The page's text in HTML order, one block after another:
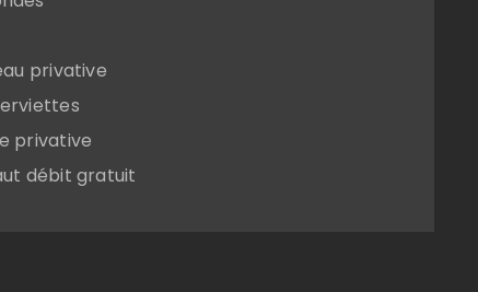
privative
privative
débit gratuit